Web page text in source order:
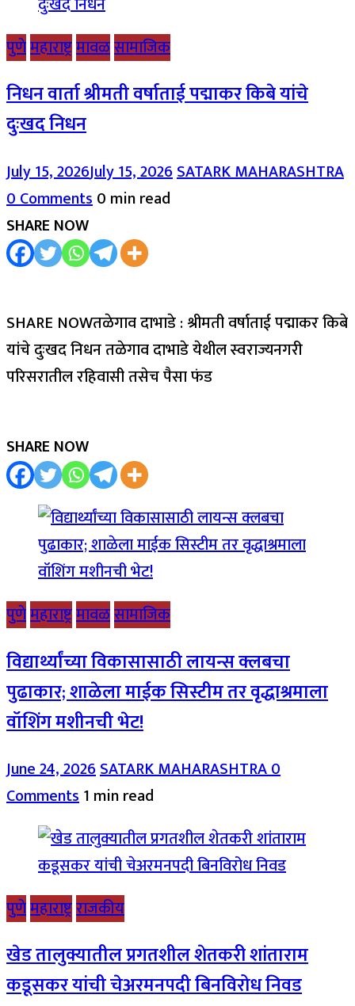
पुणेमहाराष्ट्रमावळसामाजिक
निधन वार्ता श्रीमती वर्षाताई पद्माकर किबे यांचे
दुःखद निधन
July 15, 2026July 15, 2026SATARK MAHARASHTRA
0 Comments0 min read
SHARE NOW
SHARE NOWतळेगाव दाभाडे : श्रीमती वर्षाताई पद्माकर किबे
यांचे दुःखद निधन तळेगाव दाभाडे येथील स्वराज्यनगरी
परिसरातील रहिवासी तसेच पैसा फंड
SHARE NOW
पुणेमहाराष्ट्रमावळसामाजिक
विद्यार्थ्यांच्या विकासासाठी लायन्स क्लबचा
पुढाकार; शाळेला माईक सिस्टीम तर वृद्धाश्रमाला
वॉशिंग मशीनची भेट!
June 24, 2026SATARK MAHARASHTRA0
Comments1 min read
पुणेमहाराष्ट्रराजकीय
खेड तालुक्यातील प्रगतशील शेतकरी शांताराम
कडूसकर यांची चेअरमनपदी बिनविरोध निवड